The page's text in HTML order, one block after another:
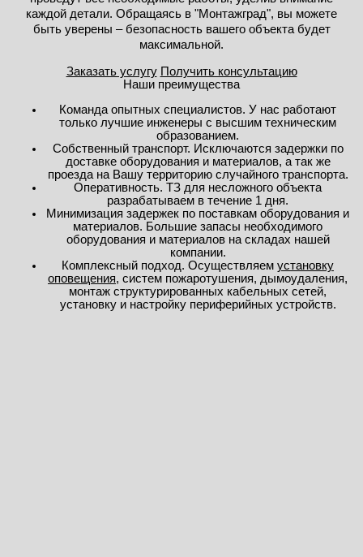
каждой детали. Обращаясь в "Монтажград", вы можете
быть уверены – безопасность вашего объекта будет
максимальной.
Заказать услугу Получить консультацию
Наши преимущества
Команда опытных специалистов. У нас работают
только лучшие инженеры с высшим техническим
образованием.
Собственный транспорт. Исключаются задержки по
доставке оборудования и материалов, а так же
проезда на Вашу территорию случайного транспорта.
Оперативность. ТЗ для несложного объекта
разрабатываем в течение 1 дня.
Минимизация задержек по поставкам оборудования и
материалов. Большие запасы необходимого
оборудования и материалов на складах нашей
компании.
Комплексный подход. Осуществляем установку
оповещения, систем пожаротушения, дымоудаления,
монтаж структурированных кабельных сетей,
установку и настройку периферийных устройств.